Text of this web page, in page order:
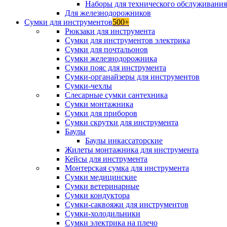
Наборы для технического
Для железнодорожников
Сумки для инструментов500+
Рюкзаки для инструмента
Сумки для инструментов электрика
Сумки для почтальонов
Сумки железнодорожника
Сумки пояс для инструмента
Сумки-органайзеры для инструментов
Сумки-чехлы
Слесарные сумки сантехника
Сумки монтажника
Сумки для приборов
Сумки скрутки для инструмента
Баулы
Баулы инкассаторские
Жилеты монтажника для инструмента
Кейсы для инструмента
Монтерская сумка для инструмента
Сумки медицинские
Сумки ветеринарные
Сумки кондуктора
Сумки-саквояжи для инструментов
Сумки-холодильники
Сумки электрика на плечо